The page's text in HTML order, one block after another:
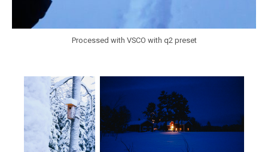
Processed with VSCO with q2 preset